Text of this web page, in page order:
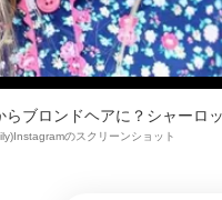
らブロンドヘアに？シャー
のスクリーンショット